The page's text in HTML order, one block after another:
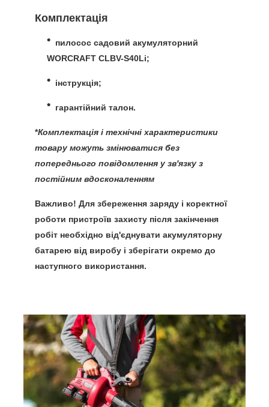
Комплектація
пилосос садовий акумуляторний
WORCRAFT CLBV-S40Li;
інструкція;
гарантійний талон.
*Комплектація і технічні характеристики
товару можуть змінюватися без
попереднього повідомлення у зв'язку з
постійним вдосконаленням
Важливо! Для збереження заряду і коректної
роботи пристроїв захисту після закінчення
робіт необхідно від'єднувати акумуляторну
батарею від виробу і зберігати окремо до
наступного використання.